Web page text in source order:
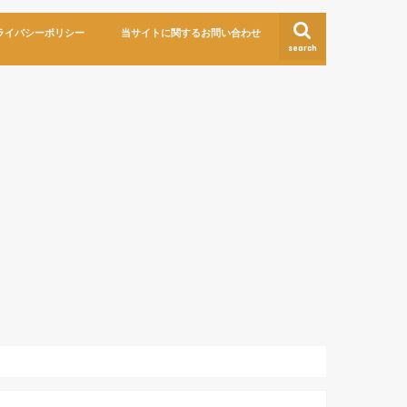
search
イバシーポリシー 当サイトに関するお問い合わせ